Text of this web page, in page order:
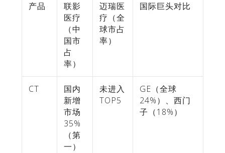
产品
联影
医疗
（中
国市
占
率）
迈瑞医
疗（全
球市占
率）
国际巨头对比
CT
国内
新增
市场
35%
（第
一）
未进入
TOP5
GE（全球
24%）、西门
子（18%）